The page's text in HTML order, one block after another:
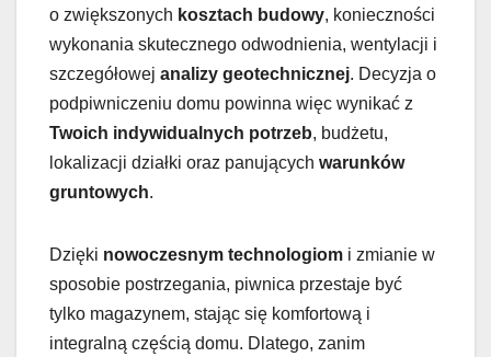
o zwiększonych kosztach budowy, konieczności
wykonania skutecznego odwodnienia, wentylacji i
szczegółowej analizy geotechnicznej. Decyzja o
podpiwniczeniu domu powinna więc wynikać z
Twoich indywidualnych potrzeb, budżetu,
lokalizacji działki oraz panujących warunków
gruntowych.
Dzięki nowoczesnym technologiom i zmianie w
sposobie postrzegania, piwnica przestaje być
tylko magazynem, stając się komfortową i
integralną częścią domu. Dlatego, zanim